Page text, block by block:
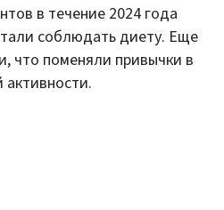
в течение 2024 года
соблюдать диету. Еще
что поменяли привычки в